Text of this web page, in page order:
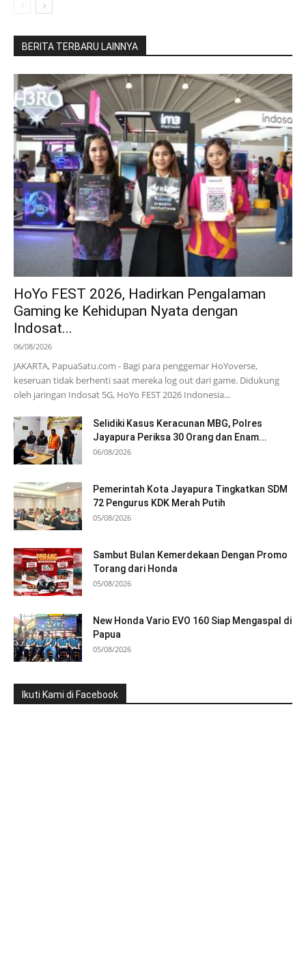
BERITA TERBARU LAINNYA
HoYo FEST 2026, Hadirkan Pengalaman
Gaming ke Kehidupan Nyata dengan
Indosat...
06/08/2026
JAKARTA, PapuaSatu.com - Bagi para penggemar HoYoverse,
keseruan tidak berhenti saat mereka log out dari game. Didukung
oleh jaringan Indosat 5G, HoYo FEST 2026 Indonesia...
Selidiki Kasus Keracunan MBG, Polres
Jayapura Periksa 30 Orang dan Enam...
06/08/2026
Pemerintah Kota Jayapura Tingkatkan SDM
72 Pengurus KDK Merah Putih
05/08/2026
Sambut Bulan Kemerdekaan Dengan Promo
Torang dari Honda
05/08/2026
New Honda Vario EVO 160 Siap Mengaspal di
Papua
05/08/2026
Ikuti Kami di Facebook